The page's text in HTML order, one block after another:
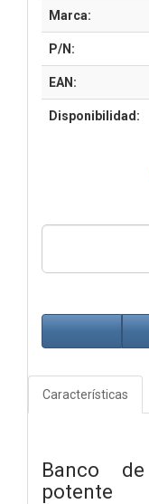
Marca:
P/N:
EAN:
Disponibilidad:
Características
Banco
potente